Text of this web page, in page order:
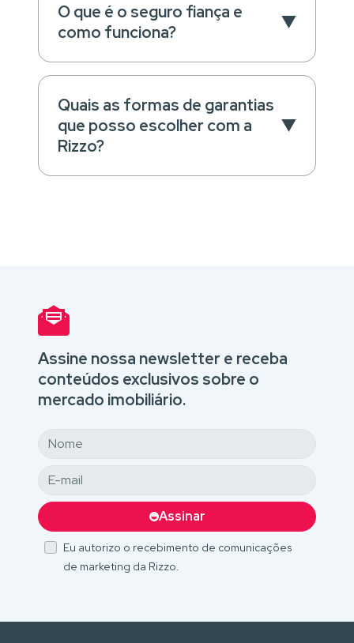
O que é o seguro fiança e
como funciona?
Quais as formas de garantias
que posso escolher com a
Rizzo?
Assine nossa newsletter e receba
conteúdos exclusivos sobre o
mercado imobiliário.
Assinar
Eu autorizo o recebimento de comunicações
de marketing da Rizzo.